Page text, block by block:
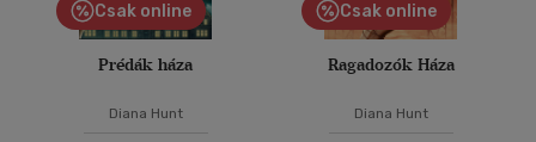
Csak online
Prédák háza
Diana Hunt
Csak online
Ragadozók Háza
Diana Hunt